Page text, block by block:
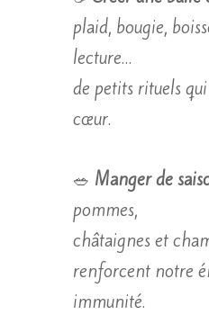
plaid, bougie,
lecture…
de petits rituels
cœur.
🥗 Manger de
pommes,
châtaignes et
renforcent notre
immunité.